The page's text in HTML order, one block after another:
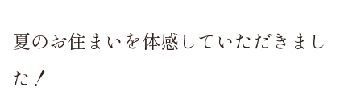
夏のお住まいを体感していただきまし
た！